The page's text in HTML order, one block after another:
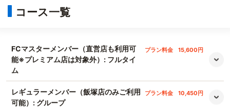
コース一覧
FCマスターメンバー（直営店も利用可
能※プレミアム店は対象外）: フルタイ
ム
プラン料金 15,600円
レギュラーメンバー（飯塚店のみご利用
可能）: グループ
プラン料金 10,450円